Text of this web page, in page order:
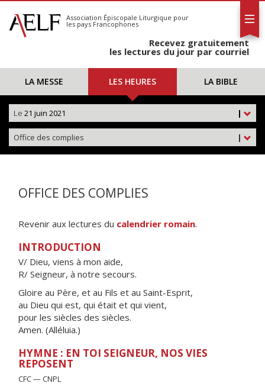
S'abonner
Calendrier
Association Épiscopale Liturgique pour
les pays Francophones
Recevez gratuitement
les lectures du jour par courriel
LA MESSE LES HEURES LA BIBLE
|
Le 21 juin 2021
|
Office des complies
OFFICE DES COMPLIES
Revenir aux lectures du calendrier romain.
INTRODUCTION
V/ Dieu, viens à mon aide,
R/ Seigneur, à notre secours.
Gloire au Père, et au Fils et au Saint-Esprit,
au Dieu qui est, qui était et qui vient,
pour les siècles des siècles.
Amen. (Alléluia.)
HYMNE : EN TOI SEIGNEUR, NOS VIES
REPOSENT
CFC — CNPL